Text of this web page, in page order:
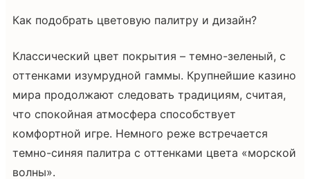
Как подобрать цветовую палитру и дизайн?
Классический цвет покрытия – темно-зеленый, с
оттенками изумрудной гаммы. Крупнейшие казино
мира продолжают следовать традициям, считая,
что спокойная атмосфера способствует
комфортной игре. Немного реже встречается
темно-синяя палитра с оттенками цвета «морской
волны».